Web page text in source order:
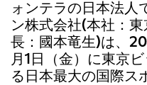
ォンテラの日本法人
ン株式会社(本社：
長：國本竜生)は、
月1日（金）に東京
る日本最大の国際ス